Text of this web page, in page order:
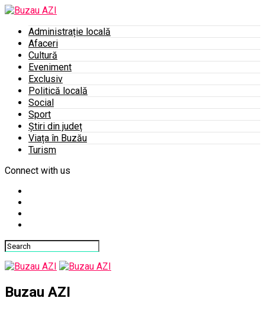
Administrație locală
Afaceri
Cultură
Eveniment
Exclusiv
Politică locală
Social
Sport
Știri din județ
Viața în Buzău
Turism
Connect with us
Buzau AZI